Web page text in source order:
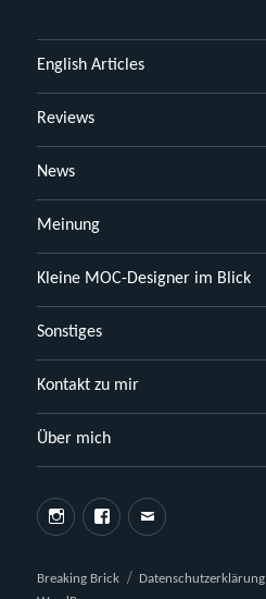
English Articles
Reviews
News
Meinung
Kleine MOC-Designer im Blick
Sonstiges
Kontakt zu mir
Über mich
InstagramFacebook
E-
Breaking Brick Datenschutzerklärung